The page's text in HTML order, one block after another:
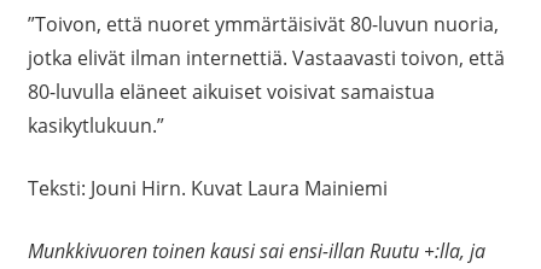
”Toivon, että nuoret ymmärtäisivät 80-luvun nuoria,
jotka elivät ilman internettiä. Vastaavasti toivon, että
80-luvulla eläneet aikuiset voisivat samaistua
kasikytlukuun.”
Teksti: Jouni Hirn. Kuvat Laura Mainiemi
Munkkivuoren toinen kausi sai ensi-illan Ruutu +:lla, ja